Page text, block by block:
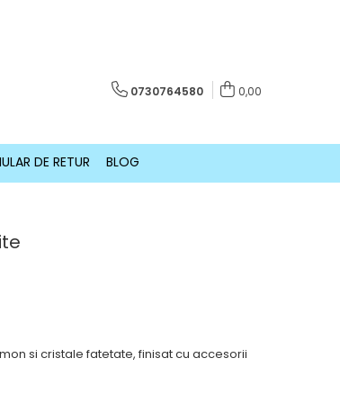
0730764580 0,00
DE RETUR BLOG
si cristale fatetate, finisat cu accesorii